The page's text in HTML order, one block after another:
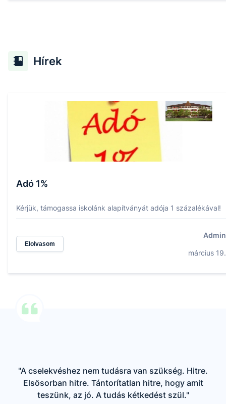
Hírek
Adó 1%
Kérjük, támogassa iskolánk alapítványát adója 1 százalékával!
Elolvasom
Admin
március 19.
"A cselekvéshez nem tudásra van szükség. Hitre.
Elsősorban hitre. Tántorítatlan hitre, hogy amit
teszünk, az jó. A tudás kétkedést szül."